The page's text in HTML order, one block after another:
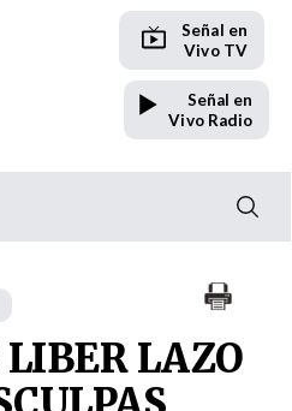
Señal en
Vivo TV
Señal en
Vivo Radio
LAZO